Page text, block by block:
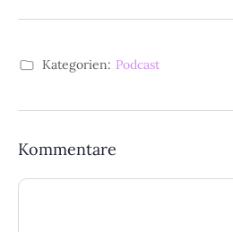
Kategorien: Podcast
Kommentare